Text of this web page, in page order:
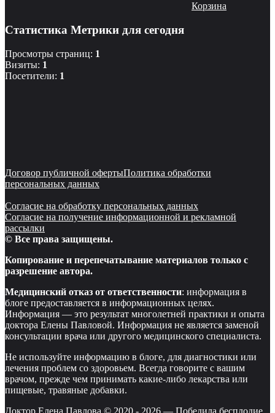
Корзина
Статистика Метрики для сегодня
Просмотры страниц: 1
Визиты: 1
Посетители: 1
Договор публичной офертыПолитика обработки
персональных данных
Согласие на обработку персональных данных
Согласие на получение информационной и рекламной
рассылки
© Все права защищены.
Копирование и перепечатывание материалов только с
разрешение автора.
Медицинский отказ от ответственности: информация в
блоге предоставляется в информационных целях.
Информация — это результат многолетней практики и опыта
доктора Елены Павловой. Информация не является заменой
консультации врача или другого медицинского специалиста.
Не используйте информацию в блоге, для диагностики или
лечения проблем со здоровьем. Всегда говорите с вашим
врачом, прежде чем принимать какие-либо лекарства или
пищевые, травяные добавки.
Доктор Елена Павлова © 2020 - 2026 — Победила бесплодие